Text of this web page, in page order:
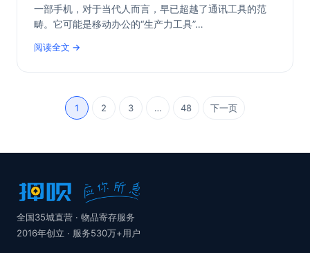
一部手机，对于当代人而言，早已超越了通讯工具的范
畴。它可能是移动办公的“生产力工具”…
阅读全文
1 2 3 … 48 下一页
全国35城直营 · 物品寄存服务
2016年创立 · 服务530万+用户